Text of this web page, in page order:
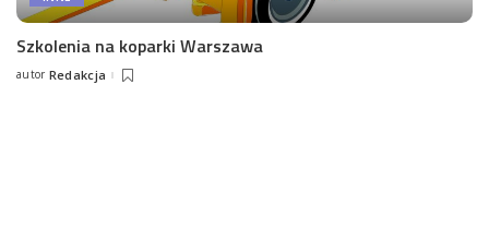
Szkolenia na koparki Warszawa
Posted
autor Redakcja